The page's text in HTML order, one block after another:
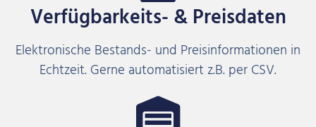
Verfügbarkeits- & Preisdaten
Elektronische Bestands- und Preisinformationen in
Echtzeit. Gerne automatisiert z.B. per CSV.